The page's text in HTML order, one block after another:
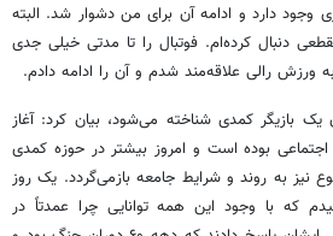
دارد و ادامه آن برای من دشوار شد. البته
دنبال کرده‌ام. فوتبال را تا مدتی خیلی جدی
ورزش رالی علاقه‌مند شدم و آن را ادامه دادم.
یک بازیگر کمدی شناخته می‌شود، بیان کرد: آغاز
بوده است و امروز بیشتر در حوزه کمدی
نیز به روند و شرایط جامعه بازمی‌گردد. یک روز
که با وجود این همه توانایی چرا عمدتاً در